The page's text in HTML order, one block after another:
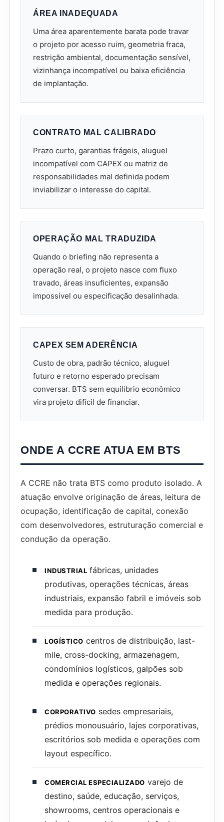
ÁREA INADEQUADA
Uma área aparentemente barata pode travar
o projeto por acesso ruim, geometria fraca,
restrição ambiental, documentação sensível,
vizinhança incompatível ou baixa eficiência
de implantação.
CONTRATO MAL CALIBRADO
Prazo curto, garantias frágeis, aluguel
incompatível com CAPEX ou matriz de
responsabilidades mal definida podem
inviabilizar o interesse do capital.
OPERAÇÃO MAL TRADUZIDA
Quando o briefing não representa a
operação real, o projeto nasce com fluxo
travado, áreas insuficientes, expansão
impossível ou especificação desalinhada.
CAPEX SEM ADERÊNCIA
Custo de obra, padrão técnico, aluguel
futuro e retorno esperado precisam
conversar. BTS sem equilíbrio econômico
vira projeto difícil de financiar.
ONDE A CCRE ATUA EM BTS
A CCRE não trata BTS como produto isolado. A
atuação envolve originação de áreas, leitura de
ocupação, identificação de capital, conexão
com desenvolvedores, estruturação comercial e
condução da operação.
INDUSTRIAL fábricas, unidades
produtivas, operações técnicas, áreas
industriais, expansão fabril e imóveis sob
medida para produção.
LOGÍSTICO centros de distribuição, last-
mile, cross-docking, armazenagem,
condomínios logísticos, galpões sob
medida e operações regionais.
CORPORATIVO sedes empresariais,
prédios monousuário, lajes corporativas,
escritórios sob medida e operações com
layout específico.
COMERCIAL ESPECIALIZADO varejo de
destino, saúde, educação, serviços,
showrooms, centros operacionais e